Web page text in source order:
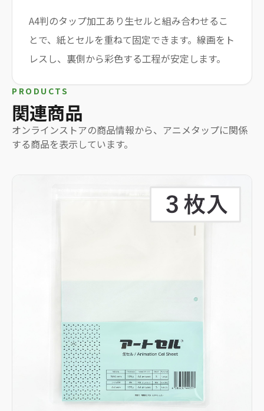
A4判のタップ加工あり生セルと組み合わせるこ
とで、紙とセルを重ねて固定できます。線画をト
レスし、裏側から彩色する工程が安定します。
PRODUCTS
関連商品
オンラインストアの商品情報から、 アニメタップに関係
する商品を表示しています。